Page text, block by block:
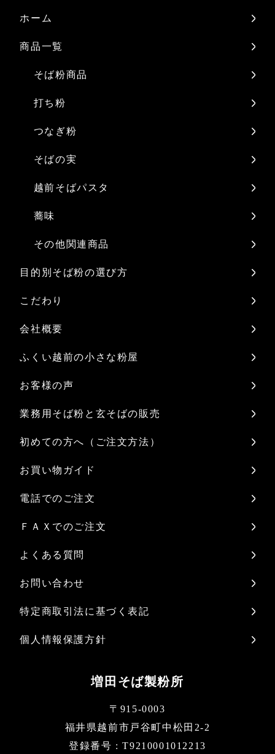
ホーム
商品一覧
そば粉商品
打ち粉
つなぎ粉
そばの実
越前そばパスタ
蕎味
その他関連商品
目的別そば粉の選び方
こだわり
会社概要
ふくい越前の小さな粉屋
お客様の声
業務用そば粉と玄そばの販売
初めての方へ（ご注文方法）
お買い物ガイド
電話でのご注文
ＦＡＸでのご注文
よくある質問
お問い合わせ
特定商取引法に基づく表記
個人情報保護方針
増田そば製粉所
〒915-0003
福井県越前市戸谷町中松田2-2
登録番号 : T9210001012213